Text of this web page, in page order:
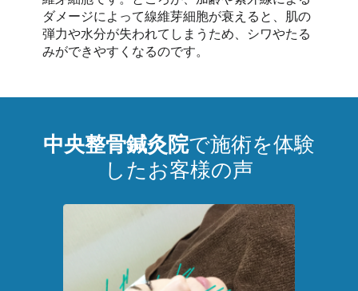
ダメージによって線維芽細胞が衰えると、肌の
弾力や水分が失われてしまうため、シワやたる
みができやすくなるのです。
中央整骨鍼灸院で施術を体験
したお客様の声